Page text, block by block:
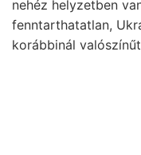
nehéz helyzetben
fenntarthatatlan,
korábbinál